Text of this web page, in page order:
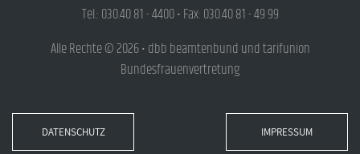
Tel.: 030.40 81 - 4400 • Fax: 030.40 81 - 49 99
Alle Rechte © 2026 • dbb beamtenbund und tarifunion
Bundesfrauenvertretung
DATENSCHUTZ IMPRESSUM